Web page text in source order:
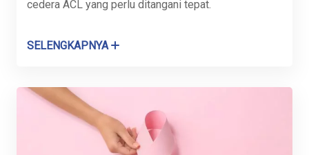
cedera ACL yang perlu ditangani tepat.
SELENGKAPNYA